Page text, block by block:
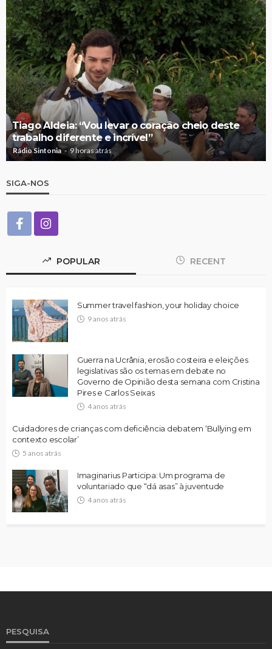
Tiago Aldeia: “Vou levar o coração cheio deste
trabalho diferente e incrível”
Rádio Sintonia 9 horas atrás
SIGA-NOS
POPULAR RECENT
Summer travel fashion, your holiday choice
9 anos atrás
Guerra na Ucrânia, erosão costeira e eleições
legislativas são os temas em debate no
Governo de Opinião desta semana com Cristina
Pires e Carlos Seixas
4 anos atrás
Cuidadores de crianças com deficiência debatem ‘Bullying em
contexto escolar’
5 anos atrás
Imaginarius Participa: Um programa de
voluntariado que “dá asas” à juventude
4 anos atrás
PESQUISA